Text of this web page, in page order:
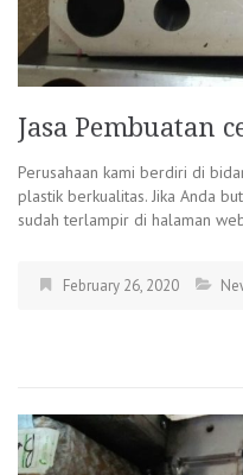
Jasa Pembuatan
Perusahaan kami berdiri di
plastik berkualitas. Jika Anda
sudah terlampir di halaman
February 26, 2020